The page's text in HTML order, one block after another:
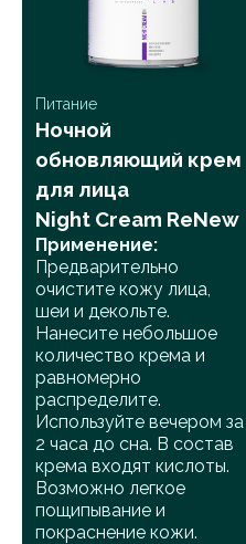
Питание
Ночной
обновляющий крем
для лица
Night Cream ReNew
Применение:
Предварительно
очистите кожу лица,
шеи и декольте.
Нанесите небольшое
количество крема и
равномерно
распределите.
Используйте вечером за
2 часа до сна. В состав
крема входят кислоты.
Возможно легкое
пощипывание и
покраснение кожи.